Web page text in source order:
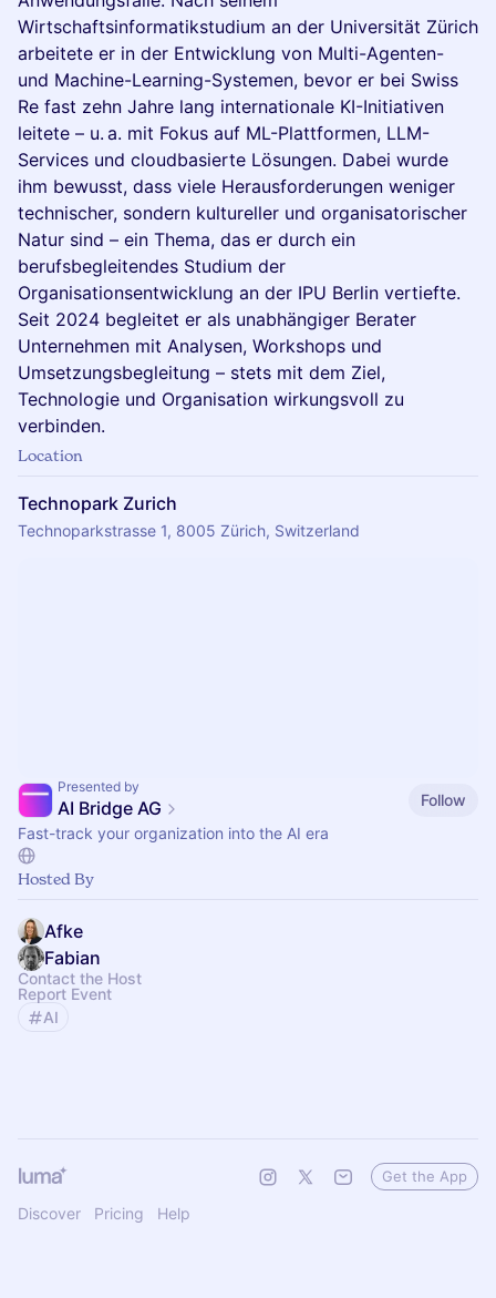
Wirtschaftsinformatikstudium an der Universität Zürich
arbeitete er in der Entwicklung von Multi-Agenten-
und Machine-Learning-Systemen, bevor er bei Swiss
Re fast zehn Jahre lang internationale KI-Initiativen
leitete – u. a. mit Fokus auf ML-Plattformen, LLM-
Services und cloudbasierte Lösungen. Dabei wurde
ihm bewusst, dass viele Herausforderungen weniger
technischer, sondern kultureller und organisatorischer
Natur sind – ein Thema, das er durch ein
berufsbegleitendes Studium der
Organisationsentwicklung an der IPU Berlin vertiefte.
Seit 2024 begleitet er als unabhängiger Berater
Unternehmen mit Analysen, Workshops und
Umsetzungsbegleitung – stets mit dem Ziel,
Technologie und Organisation wirkungsvoll zu
verbinden.
Location
Technopark Zurich
Technoparkstrasse 1, 8005 Zürich, Switzerland
Presented by
AI Bridge AG
Follow
Fast-track your organization into the AI era
Hosted By
Afke
Fabian
Contact the Host
Report Event
AI
Discover Pricing Help
Get the App